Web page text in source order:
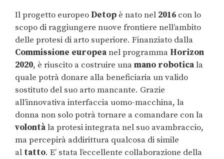
Il progetto europeoDetop è nato nel 2016 con lo
scopo di raggiungere nuove frontiere nell’ambito
delle protesi di arto superiore. Finanziato dalla
Commissione europeanel programma Horizon
2020, è riuscito a costruire unamano roboticala
quale potrà donare alla beneficiaria un valido
sostituto del suo arto mancante. Grazie
all’innovativa interfaccia uomo-macchina, la
donna non solo potrà tornare a comandare con la
volontàla protesi integrata nel suo avambraccio,
ma percepirà addirittura qualcosa di simile
al tatto. E’ stata l’eccellente collaborazione della